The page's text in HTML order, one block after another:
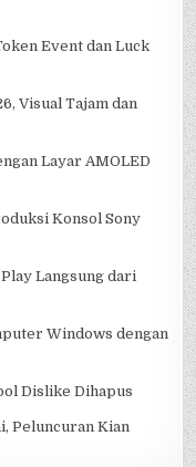
Event dan Luck
Visual Tajam dan
Layar AMOLED
Konsol Sony
Langsung dari
Windows dengan
Dislike Dihapus
Peluncuran Kian